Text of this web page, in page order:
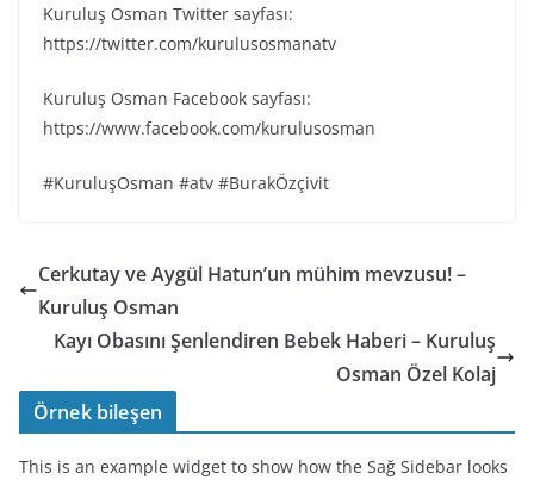
Kuruluş Osman Twitter sayfası:
https://twitter.com/kurulusosmanatv
Kuruluş Osman Facebook sayfası:
https://www.facebook.com/kurulusosman
#KuruluşOsman #atv #BurakÖzçivit
Cerkutay ve Aygül Hatun’un mühim mevzusu! –
Kuruluş Osman
Kayı Obasını Şenlendiren Bebek Haberi – Kuruluş
Osman Özel Kolaj
Örnek bileşen
This is an example widget to show how the Sağ Sidebar looks